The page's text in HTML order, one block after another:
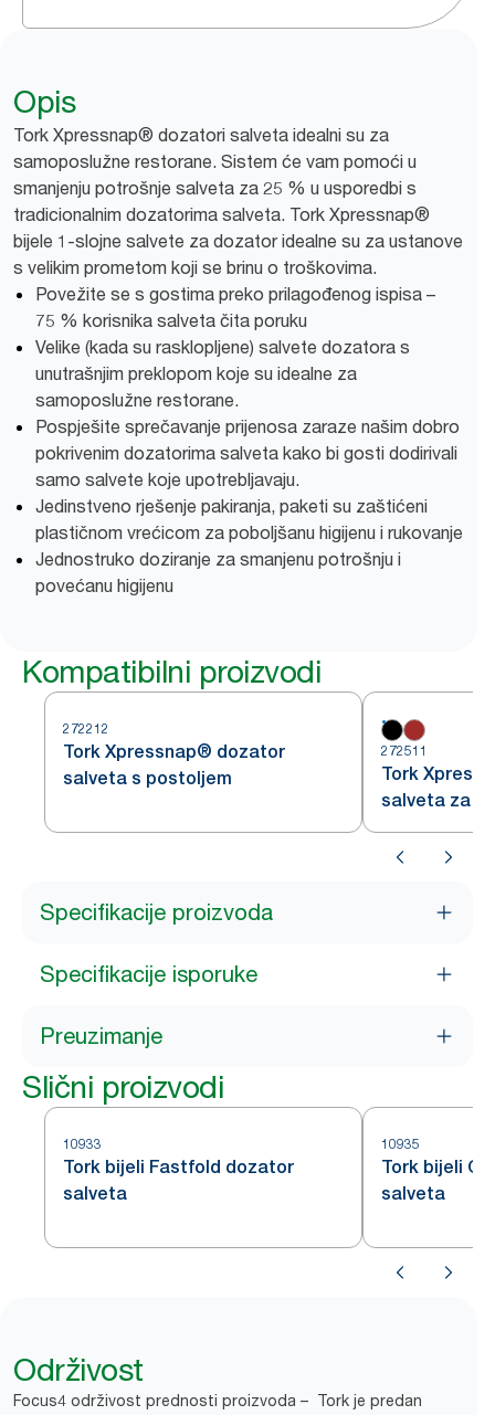
Opis
Tork Xpressnap® dozatori salveta idealni su za
samoposlužne restorane. Sistem će vam pomoći u
smanjenju potrošnje salveta za 25 % u usporedbi s
tradicionalnim dozatorima salveta. Tork Xpressnap®
bijele 1-slojne salvete za dozator idealne su za ustanove
s velikim prometom koji se brinu o troškovima.
Povežite se s gostima preko prilagođenog ispisa –
75 % korisnika salveta čita poruku
Velike (kada su rasklopljene) salvete dozatora s
unutrašnjim preklopom koje su idealne za
samoposlužne restorane.
Pospješite sprečavanje prijenosa zaraze našim dobro
pokrivenim dozatorima salveta kako bi gosti dodirivali
samo salvete koje upotrebljavaju.
Jedinstveno rješenje pakiranja, paketi su zaštićeni
plastičnom vrećicom za poboljšanu higijenu i rukovanje
Jednostruko doziranje za smanjenu potrošnju i
povećanu higijenu
Kompatibilni proizvodi
272212
Tork Xpressnap® dozator
salveta s postoljem
272511
Tork
salveta za
Specifikacije proizvoda
Specifikacije isporuke
Preuzimanje
Slični proizvodi
10933
Tork bijeli Fastfold dozator
salveta
10935
Tork bijeli
salveta
Održivost
Focus4 održivost prednosti proizvoda – Tork je predan